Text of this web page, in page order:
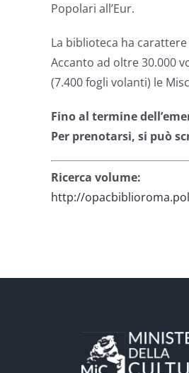
Popolari all’Eur.
La biblioteca ha
Accanto ad oltre 30.000
(7.400 fogli volanti) le
Fino al termine
Per prenotarsi, si può
Ricerca volume:
http://